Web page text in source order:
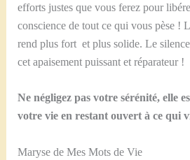
efforts justes que vous ferez pour
conscience de tout ce qui vous pèse !
rend plus fort et plus solide. Le
cet apaisement puissant et réparateur !
Ne négligez pas votre sérénité, elle
votre vie en restant ouvert à ce qui
Maryse de Mes Mots de Vie